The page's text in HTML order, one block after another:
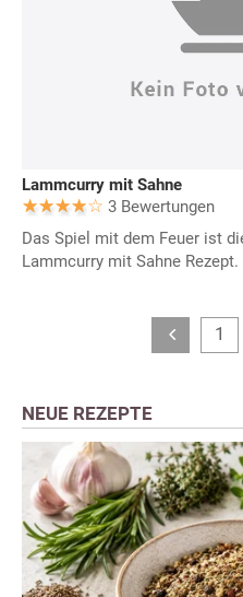
Lammcurry mit Sahne
3 Bewertungen
Das Spiel mit dem Feuer ist
Lammcurry mit Sahne Rezept.
1
NEUE REZEPTE